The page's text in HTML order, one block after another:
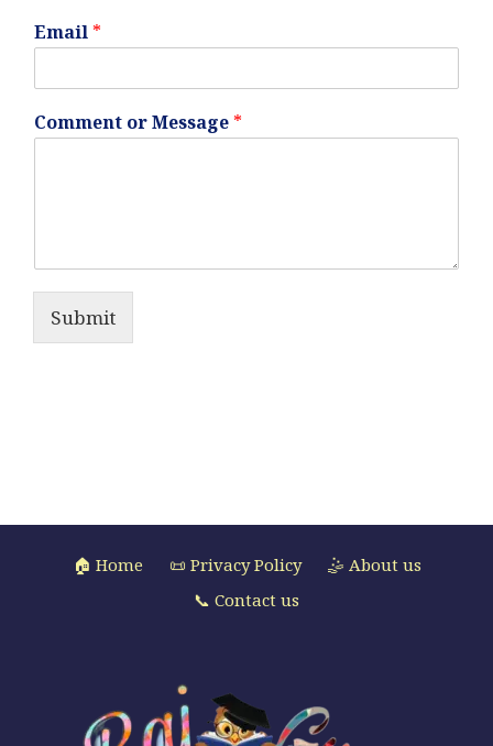
Email *
Comment or Message *
Submit
🏠 Home 📜 Privacy Policy
🤹 About us
📞 Contact us